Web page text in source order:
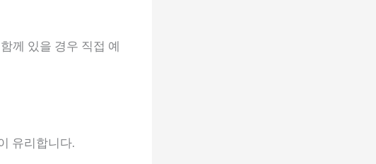
께 있을 경우 직접 예
유리합니다.